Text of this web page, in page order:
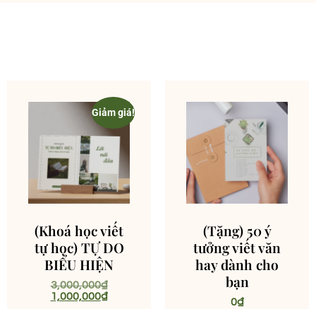
Giảm giá!
(Khoá học viết
tự học) TỰ DO
BIỂU HIỆN
3,000,000₫
1,000,000₫
(Tặng) 50 ý
tưởng viết văn
hay dành cho
bạn
0₫